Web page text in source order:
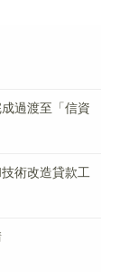
過渡至「信資
術改造貸款工